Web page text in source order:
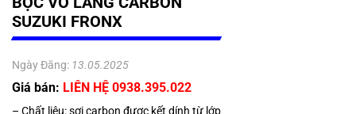
SUZUKI FRONX
Ngày Đăng: 13.05.2025
Giá bán: LIÊN HỆ 0938.395.022
– Chất liệu: sợi carbon được kết dính từ lớp